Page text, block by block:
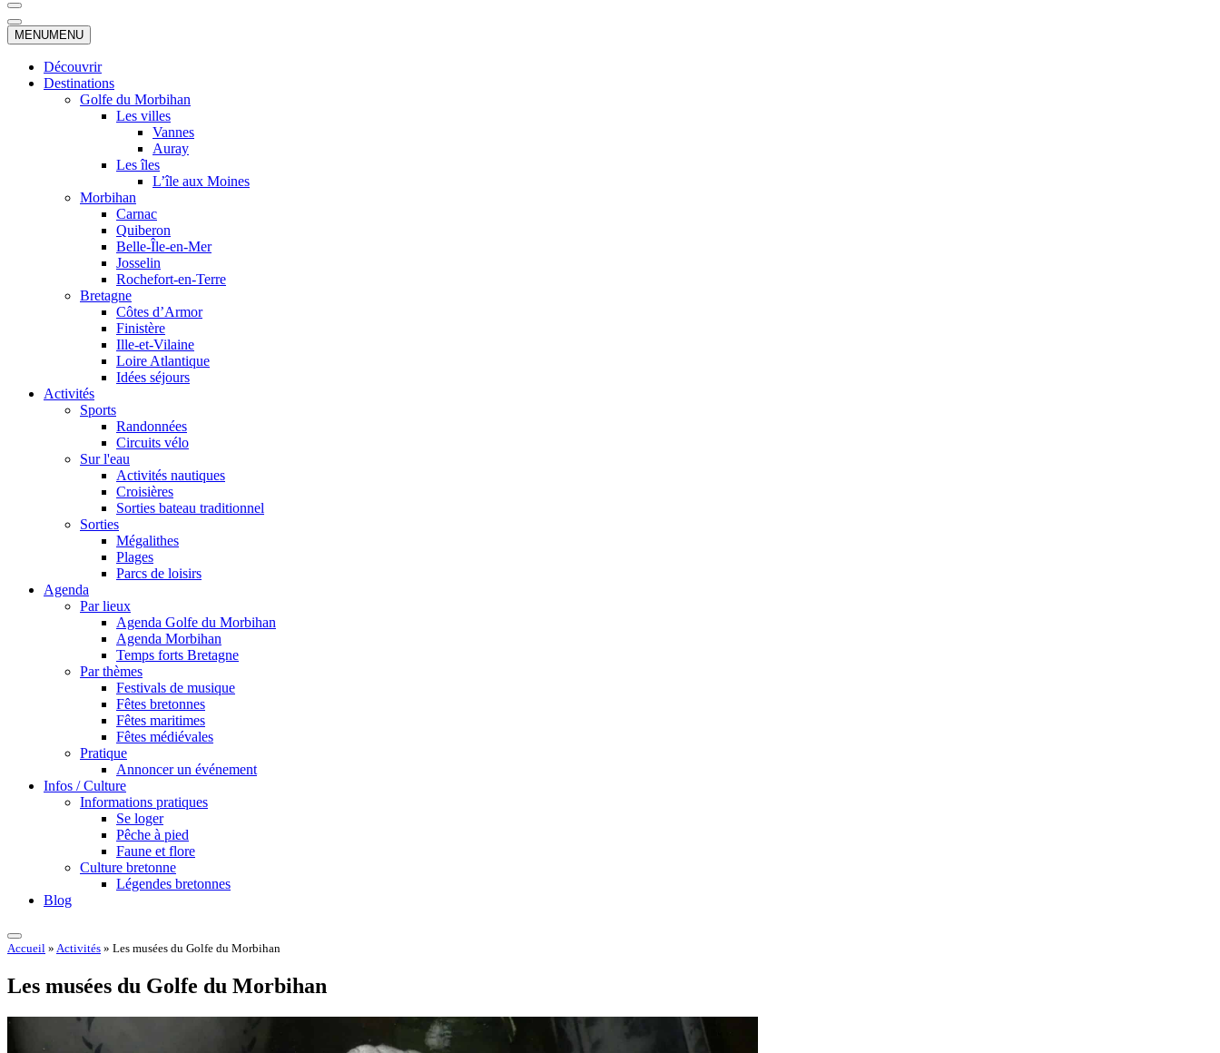
Menu
de
navigation
Menu
de
MENUMENU
Découvrir
Destinations
Golfe du Morbihan
Les villes
Vannes
Auray
Les îles
L’île aux Moines
Morbihan
Carnac
Quiberon
Belle-Île-en-Mer
Josselin
Rochefort-en-Terre
Bretagne
Côtes d’Armor
Finistère
Ille-et-Vilaine
Loire Atlantique
Idées séjours
Activités
Sports
Randonnées
Circuits vélo
Sur l'eau
Activités nautiques
Croisières
Sorties bateau traditionnel
Sorties
Mégalithes
Plages
Parcs de loisirs
Agenda
Par lieux
Agenda Golfe du Morbihan
Agenda Morbihan
Temps forts Bretagne
Par thèmes
Festivals de musique
Fêtes bretonnes
Fêtes maritimes
Fêtes médiévales
Pratique
Annoncer un événement
Infos / Culture
Informations pratiques
Se loger
Pêche à pied
Faune et flore
Culture bretonne
Légendes bretonnes
Blog
Accueil » Activités » Les musées du Golfe du Morbihan
Les musées du Golfe du Morbihan